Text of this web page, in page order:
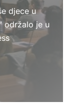
djece u
održalo je u